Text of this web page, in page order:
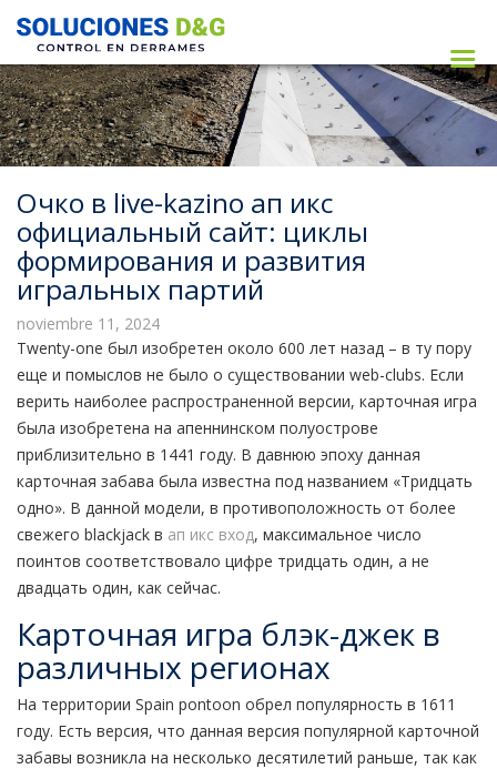
Очко в live-kazino ап икс
официальный сайт: циклы
формирования и развития
игральных партий
noviembre 11, 2024
Twenty-one был изобретен около 600 лет назад – в ту пору
еще и помыслов не было о существовании web-clubs. Если
верить наиболее распространенной версии, карточная игра
была изобретена на апеннинском полуострове
приблизительно в 1441 году. В давнюю эпоху данная
карточная забава была известна под названием «Тридцать
одно». В данной модели, в противоположность от более
свежего blackjack в ап икс вход, максимальное число
поинтов соответствовало цифре тридцать один, а не
двадцать один, как сейчас.
Карточная игра блэк-джек в
различных регионах
На территории Spain pontoon обрел популярность в 1611
году. Есть версия, что данная версия популярной карточной
забавы возникла на несколько десятилетий раньше, так как